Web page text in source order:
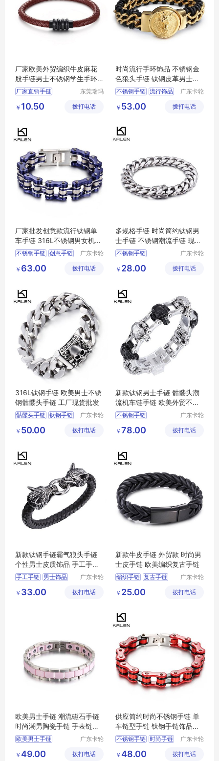
厂家欧美外贸编织牛皮麻花
股手链男士不锈钢学生手环
饰品批发
厂家直销手链
牛皮手链
东莞瑞玛
品有限公
￥ 10.50 拨打电话
时尚流行手环饰品 不锈钢金
色狼头手链 钛钢皮革男士皮
手链批发
不锈钢手链 流行饰品
流行手环饰品
广东卡轮
公司
￥ 53.00 拨打电话
厂家批发创意款流行钛钢单
车手链 316L不锈钢男女机车
手链
不锈钢手链 创意手链
单车手链
广东卡轮
公司
￥ 63.00 拨打电话
多规格手链 时尚简约钛钢男
士手链 不锈钢潮流手链 现货
批发
不锈钢手链
男士手链 钛钢手链
广东卡轮
公司
￥ 28.00 拨打电话
316L钛钢手链 欧美男士不锈
钢骷髅头手链 工厂现货批发
骷髅头手链 钛钢手链
316l手链
广东卡轮
公司
￥ 50.00 拨打电话
新款钛钢男士手链 骷髅头潮
流机车链手链 欧美外贸不锈
钢手链批发
不锈钢手链
男士手链 钛钢手链
广东卡轮
公司
￥ 78.00 拨打电话
新款钛钢手链霸气狼头手链
个性男士皮质饰品 手工手链
厂家批发
手工手链 男士饰品
新款钛钢手链
广东卡轮
公司
￥ 33.00 拨打电话
新款牛皮手链 外贸款 时尚男
士皮手链 欧美编织复古手链
编织手链 复古手链
新款手链 牛皮手链
广东卡轮
公司
￥ 25.00 拨打电话
欧美男士手链 潮流磁石手链
时尚潮男陶瓷手链 手表链首
饰 可调节
欧美男士手链
磁石手链 欧美手链
广东卡轮
公司
￥ 49.00 拨打电话
供应简约时尚不锈钢手链 单
车链型手链 钛钢手链饰品批
发
不锈钢手链 时尚手链
钛钢手链 型手链
广东卡轮
公司
￥ 48.00 拨打电话